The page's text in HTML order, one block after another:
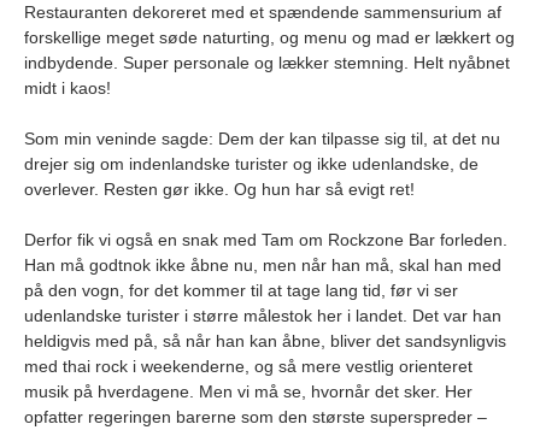
Restauranten dekoreret med et spændende sammensurium af
forskellige meget søde naturting, og menu og mad er lækkert og
indbydende. Super personale og lækker stemning. Helt nyåbnet
midt i kaos!
Som min veninde sagde: Dem der kan tilpasse sig til, at det nu
drejer sig om indenlandske turister og ikke udenlandske, de
overlever. Resten gør ikke. Og hun har så evigt ret!
Derfor fik vi også en snak med Tam om Rockzone Bar forleden.
Han må godtnok ikke åbne nu, men når han må, skal han med
på den vogn, for det kommer til at tage lang tid, før vi ser
udenlandske turister i større målestok her i landet. Det var han
heldigvis med på, så når han kan åbne, bliver det sandsynligvis
med thai rock i weekenderne, og så mere vestlig orienteret
musik på hverdagene. Men vi må se, hvornår det sker. Her
opfatter regeringen barerne som den største superspreder –